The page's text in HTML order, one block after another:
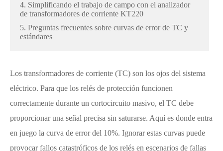
4. Simplificando el trabajo de campo con el analizador
de transformadores de corriente KT220
5. Preguntas frecuentes sobre curvas de error de TC y
estándares
Los transformadores de corriente (TC) son los ojos del sistema
eléctrico. Para que los relés de protección funcionen
correctamente durante un cortocircuito masivo, el TC debe
proporcionar una señal precisa sin saturarse. Aquí es donde entra
en juego la curva de error del 10%. Ignorar estas curvas puede
provocar fallos catastróficos de los relés en escenarios de fallas